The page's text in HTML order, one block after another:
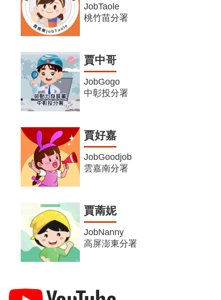
JobTaole
桃竹苗分署
賈中哥
JobGogo
中彰投分署
賈好嘉
JobGoodjob
雲嘉南分署
賈萳妮
JobNanny
高屏澎東分署